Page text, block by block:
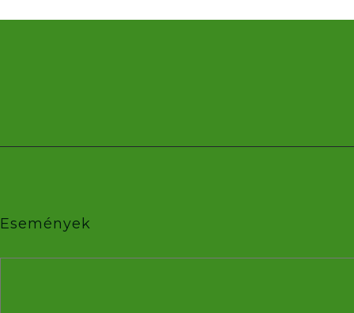
Események